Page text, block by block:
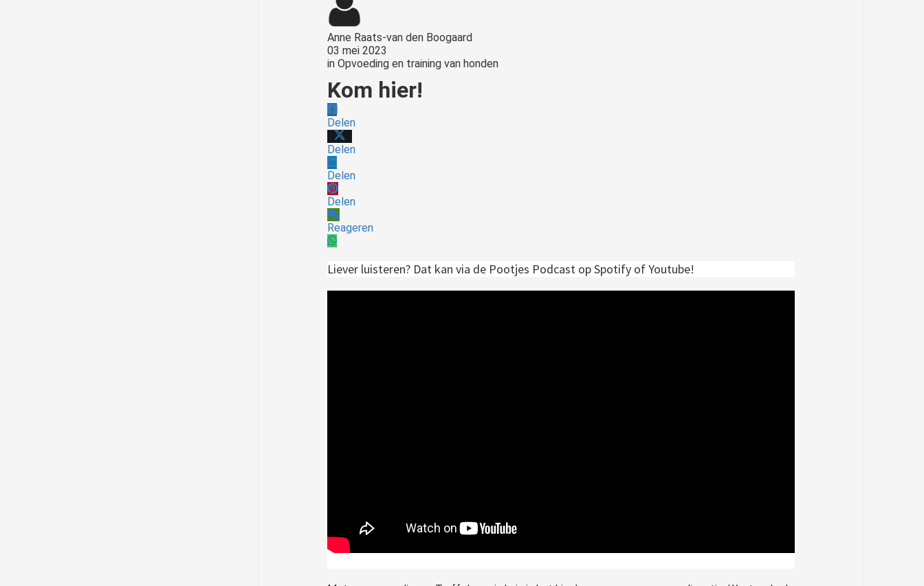
Anne Raats-van den Boogaard
03 mei 2023
in Opvoeding en training van honden
Kom hier!
Delen
Delen
Delen
Delen
Reageren
Liever luisteren? Dat kan via de Pootjes Podcast op Spotify of Youtube!